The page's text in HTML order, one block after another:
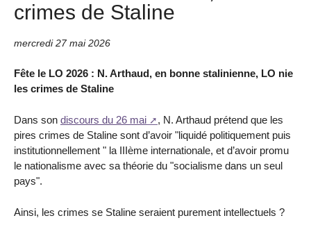
crimes de Staline
mercredi 27 mai 2026
Fête le LO 2026 : N. Arthaud, en bonne stalinienne, LO nie
les crimes de Staline
Dans son discours du 26 mai
, N. Arthaud prétend que les
pires crimes de Staline sont d’avoir "liquidé politiquement puis
institutionnellement " la IIIème internationale, et d’avoir promu
le nationalisme avec sa théorie du "socialisme dans un seul
pays".
Ainsi, les crimes se Staline seraient purement intellectuels ?